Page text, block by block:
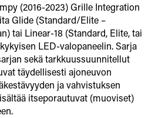
(2016-2023) Grille Integration
Glide (Standard/Elite –
tai Linear-18 (Standard, Elite, tai
LED-valopaneelin. Sarja
sekä tarkkuussuunnitellut
täydellisesti ajoneuvon
ja vahvistuksen
itseporautuvat (muoviset)